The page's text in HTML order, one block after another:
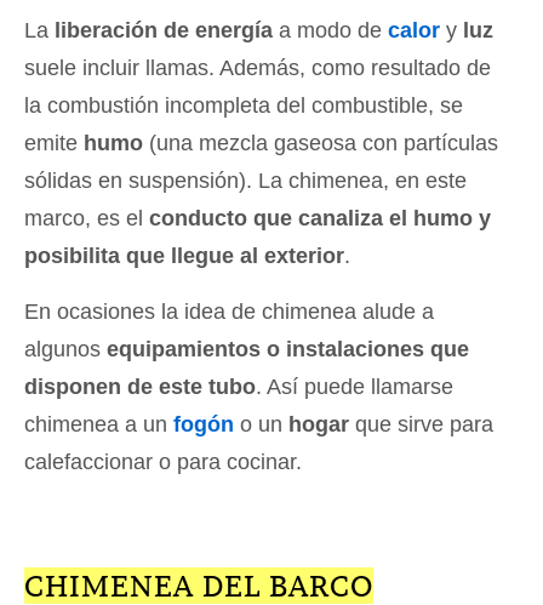
La liberación de energía a modo de calor y luz
suele incluir llamas. Además, como resultado de
la combustión incompleta del combustible, se
emite humo (una mezcla gaseosa con partículas
sólidas en suspensión). La chimenea, en este
marco, es el conducto que canaliza el humo y
posibilita que llegue al exterior.
En ocasiones la idea de chimenea alude a
algunos equipamientos o instalaciones que
disponen de este tubo. Así puede llamarse
chimenea a un fogón o un hogar que sirve para
calefaccionar o para cocinar.
CHIMENEA DEL BARCO